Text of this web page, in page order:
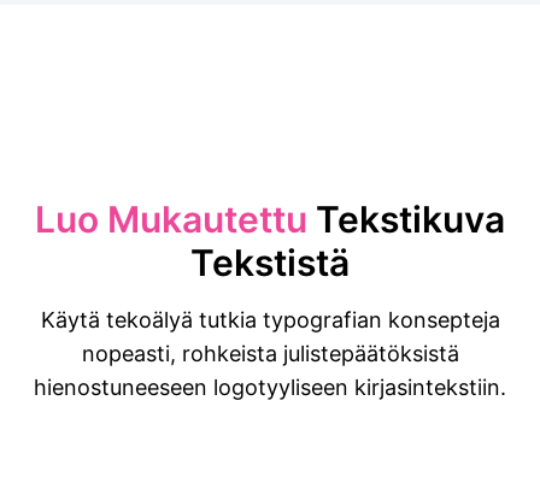
Luo Mukautettu Tekstikuva
Tekstistä
Käytä tekoälyä tutkia typografian konsepteja
nopeasti, rohkeista julistepäätöksistä
hienostuneeseen logotyyliseen kirjasintekstiin.